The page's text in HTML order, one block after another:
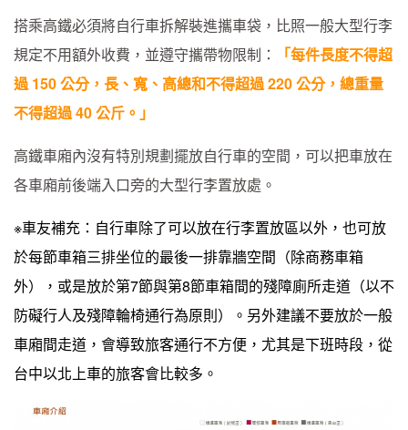
搭乘高鐵必須將自行車拆解裝進攜車袋，比照一般大型行李
規定不用額外收費，並遵守攜帶物限制：
「每件長度不得超
過 150 公分，長、寬、高總和不得超過 220 公分，總重量
不得超過 40 公斤。」
高鐵車廂內沒有特別規劃擺放自行車的空間，可以把車放在
各車廂前後端入口旁的大型行李置放處。
※車友補充：自行車除了可以放在行李置放區以外，也可放
於每節車箱三排坐位的最後一排靠牆空間（除商務車箱
外），或是放於第7節與第8節車箱間的殘障廁所走道（以不
防礙行人及殘障輪椅通行為原則）。另外建議不要放於一般
車廂間走道，會導致旅客通行不方便，尤其是下班時段，從
台中以北上車的旅客會比較多。